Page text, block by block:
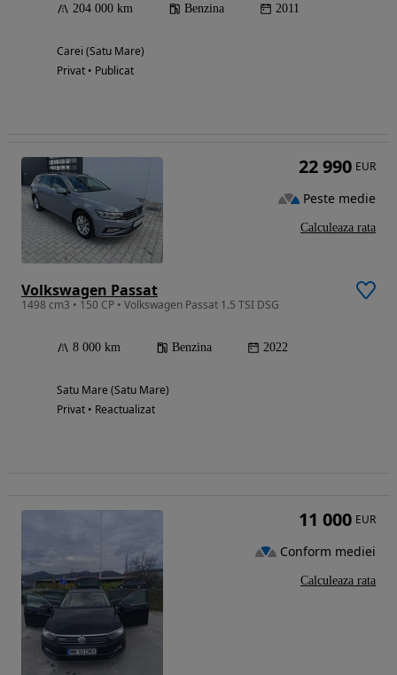
204 000 km Benzina 2011
Carei (Satu Mare)
Privat • Publicat
Volkswagen Passat
1498 cm3 • 150 CP • Volkswagen Passat 1.5 TSI DSG
8 000 km Benzina 2022
Satu Mare (Satu Mare)
Privat • Reactualizat
22 990 EUR
Peste medie
Calculeaza rata
11 000 EUR
Conform mediei
Calculeaza rata